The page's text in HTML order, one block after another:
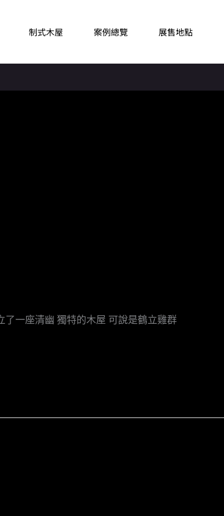
制式木屋 案例總覽 展售地點
一座清幽 獨特的木屋 可說是鶴立雞群